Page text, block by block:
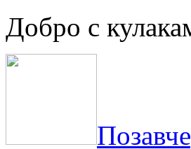
Добро с